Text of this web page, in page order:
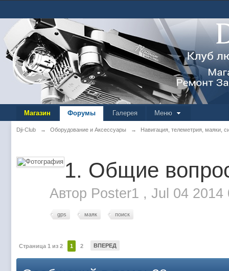
Магазин Форумы Галерея Меню
Dji-Club → Оборудование и Аксессуары → Навигация, телеметрия, маяки,
1. Общие
Автор Poster1 , Jul 04 2014
gps маяк поиск
Страница 1 из 2 1 2 ВПЕРЕД